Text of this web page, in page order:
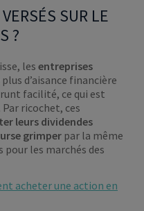
SUR LE
?
lesentreprises
d’aisance financière
facilité, ce qui est
ricochet, ces
leurs dividendes
grimper par la même
les marchés des
acheter une action en